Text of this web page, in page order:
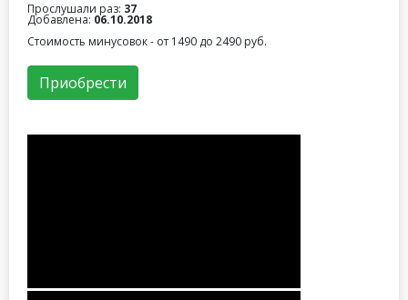
Прослушали раз: 37
Добавлена: 06.10.2018
Стоимость минусовок - от 1490 до 2490 руб.
Приобрести